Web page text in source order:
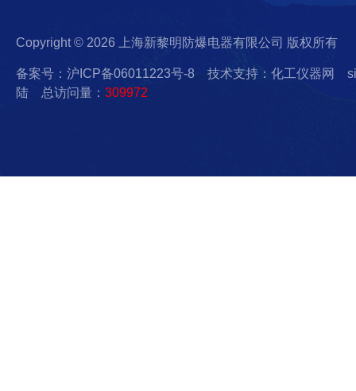
Copyright © 2026 上海新黎明防爆电器有限公司 版权所有
备案号：沪ICP备06011223号-8 技术支持：化工仪器网
陆 总访问量： 309972